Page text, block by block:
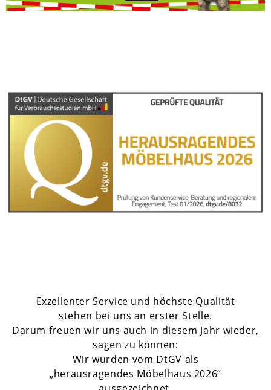
Exzellenter Service und höchste Qualität
stehen bei uns an erster Stelle.
Darum freuen wir uns auch in diesem Jahr wieder,
sagen zu können:
Wir wurden vom DtGV als
„herausragendes Möbelhaus 2026“